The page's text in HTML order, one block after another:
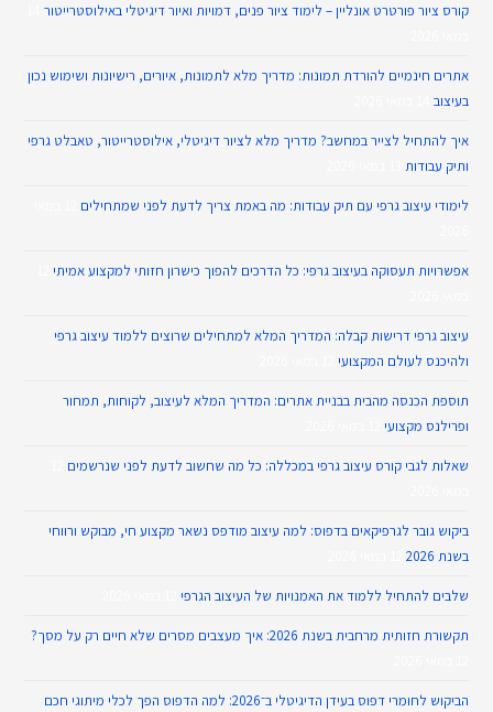
קורס ציור פורטרט אונליין – לימוד ציור פנים, דמויות ואיור דיגיטלי באילוסטרייטור
אתרים חינמיים להורדת תמונות: מדריך מלא לתמונות, איורים, רישיונות ושימוש נכון
בעיצוב
איך להתחיל לצייר במחשב? מדריך מלא לציור דיגיטלי, אילוסטרייטור, טאבלט גרפי
ותיק עבודות
לימודי עיצוב גרפי עם תיק עבודות: מה באמת צריך לדעת לפני שמתחילים
אפשרויות תעסוקה בעיצוב גרפי: כל הדרכים להפוך כישרון חזותי למקצוע אמיתי
עיצוב גרפי דרישות קבלה: המדריך המלא למתחילים שרוצים ללמוד עיצוב גרפי
ולהיכנס לעולם המקצועי
תוספת הכנסה מהבית בבניית אתרים: המדריך המלא לעיצוב, לקוחות, תמחור
ופרילנס מקצועי
שאלות לגבי קורס עיצוב גרפי במכללה: כל מה שחשוב לדעת לפני שנרשמים
ביקוש גובר לגרפיקאים בדפוס: למה עיצוב מודפס נשאר מקצוע חי, מבוקש ורווחי
בשנת 2026
שלבים להתחיל ללמוד את האמנויות של העיצוב הגרפי
תקשורת חזותית מרחבית בשנת 2026: איך מעצבים מסרים שלא חיים רק על מסך?
הביקוש לחומרי דפוס בעידן הדיגיטלי ב־2026: למה הדפוס הפך לכלי מיתוגי חכם